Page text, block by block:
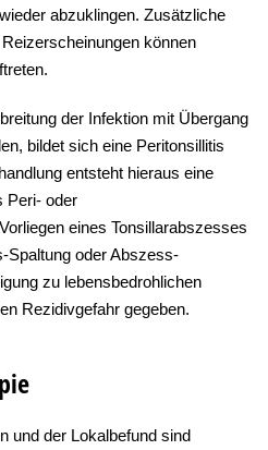
abzuklingen. Zusätzliche
können
der Infektion mit Übergang
bildet sich eine Peritonsillitis
entsteht hieraus eine
Peri- oder
eines Tonsillarabszesses
Spaltung oder Abszess-
zu lebensbedrohlichen
Rezidivgefahr gegeben.
und der Lokalbefund sind